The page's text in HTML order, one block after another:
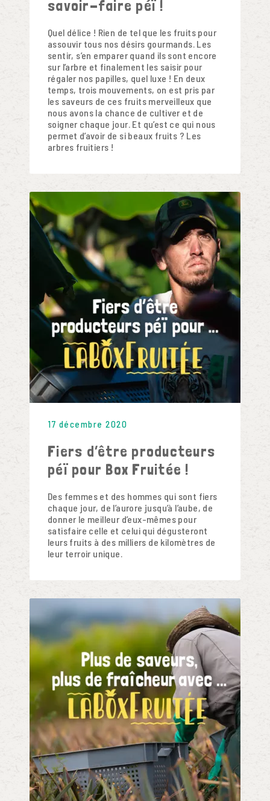
savoir-faire péï !
Quel délice ! Rien de tel que les fruits pour
assouvir tous nos désirs gourmands. Les
sentir, s’en emparer quand ils sont encore
sur l’arbre et finalement les saisir pour
régaler nos papilles, quel luxe ! En deux
temps, trois mouvements, on est pris par
les saveurs de ces fruits merveilleux que
nous avons la chance de cultiver et de
soigner chaque jour. Et qu’est ce qui nous
permet d’avoir de si beaux fruits ? Les
arbres fruitiers !
17 décembre 2020
Fiers d’être producteurs
péï pour Box Fruitée !
Des femmes et des hommes qui sont fiers
chaque jour, de l’aurore jusqu’à l’aube, de
donner le meilleur d’eux-mêmes pour
satisfaire celle et celui qui dégusteront
leurs fruits à des milliers de kilomètres de
leur terroir unique.